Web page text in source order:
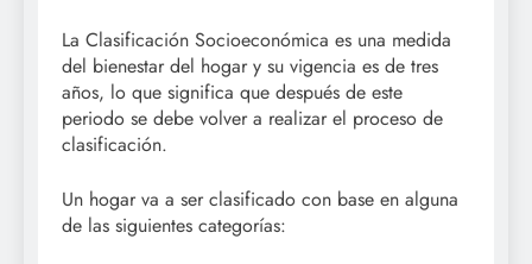
La Clasificación Socioeconómica es una medida
del bienestar del hogar y su vigencia es de tres
años, lo que significa que después de este
periodo se debe volver a realizar el proceso de
clasificación.
Un hogar va a ser clasificado con base en alguna
de las siguientes categorías: